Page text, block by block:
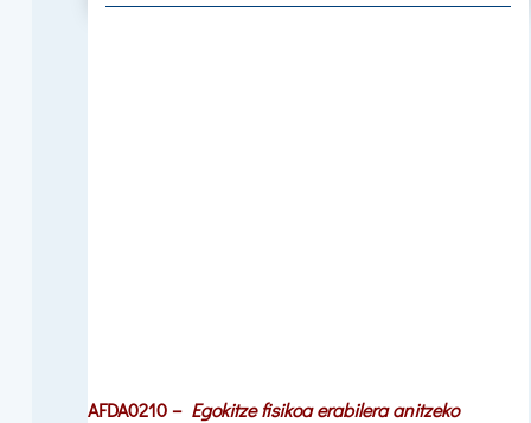
AFDA0210– Egokitze fisikoa erabilera anitzeko